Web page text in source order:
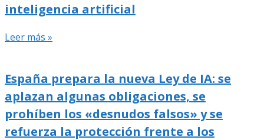
inteligencia artificial
Leer más »
España prepara la nueva Ley de IA: se
aplazan algunas obligaciones, se
prohíben los «desnudos falsos» y se
refuerza la protección frente a los